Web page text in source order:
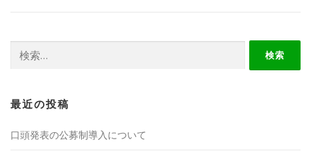
索:
最近の投稿
口頭発表の公募制導入について